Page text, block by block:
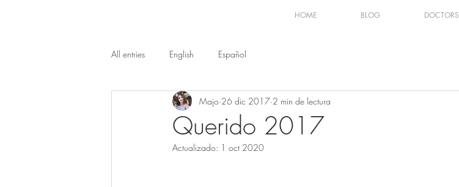
HOME BLOG DOCTORS
All entries English Español
Querido 2017
Majo 26 dic 2017 2 min de lectura
Actualizado: 1 oct 2020